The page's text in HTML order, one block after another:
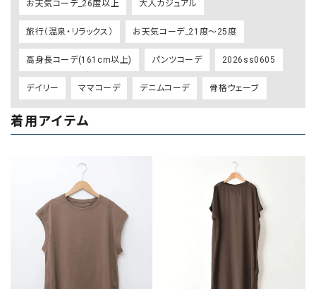
お天気コーデ_26度以上 大人カジュアル
旅行（温泉・リラックス） お天気コーデ_21度～25度
高身長コーデ(161cm以上) パンツコーデ 2026ss0605
デイリー ママコーデ デニムコーデ 骨格ウェーブ
着用アイテム